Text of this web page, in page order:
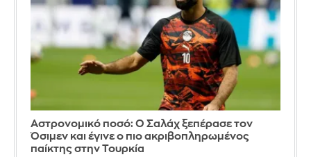
Αστρονομικό ποσό: Ο Σαλάχ ξεπέρασε τον
Όσιμεν και έγινε ο πιο ακριβοπληρωμένος
παίκτης στην Τουρκία